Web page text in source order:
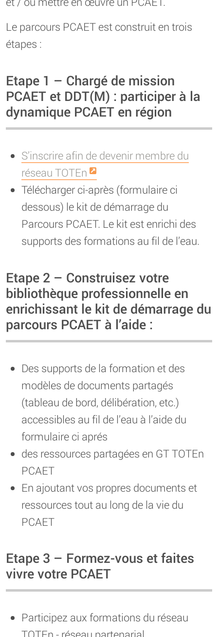
Le parcours PCAET est construit en trois
étapes :
Etape 1 – Chargé de mission
PCAET et DDT(M) : participer à la
dynamique PCAET en région
S’inscrire afin de devenir membre du
réseau TOTEn
Télécharger ci-après (formulaire ci
dessous) le kit de démarrage du
Parcours PCAET. Le kit est enrichi des
supports des formations au fil de l’eau.
Etape 2 – Construisez votre
bibliothèque professionnelle en
enrichissant le kit de démarrage du
parcours PCAET à l’aide :
Des supports de la formation et des
modèles de documents partagés
(tableau de bord, délibération, etc.)
accessibles au fil de l’eau à l’aide du
formulaire ci aprés
des ressources partagées en GT TOTEn
PCAET
En ajoutant vos propres documents et
ressources tout au long de la vie du
PCAET
Etape 3 – Formez-vous et faites
vivre votre PCAET
Participez aux formations du réseau